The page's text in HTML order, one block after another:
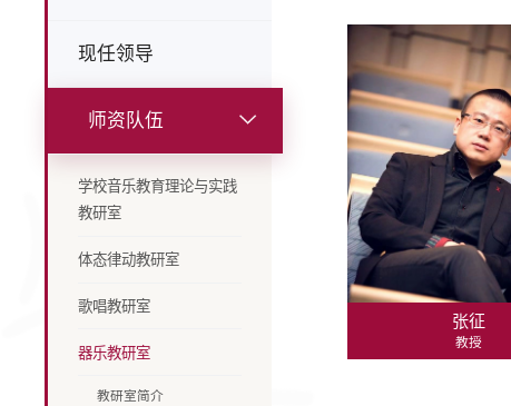
现任领导
师资队伍
学校音乐教育理论与实践
教研室
体态律动教研室
歌唱教研室
器乐教研室
教研室简介
张征
教授